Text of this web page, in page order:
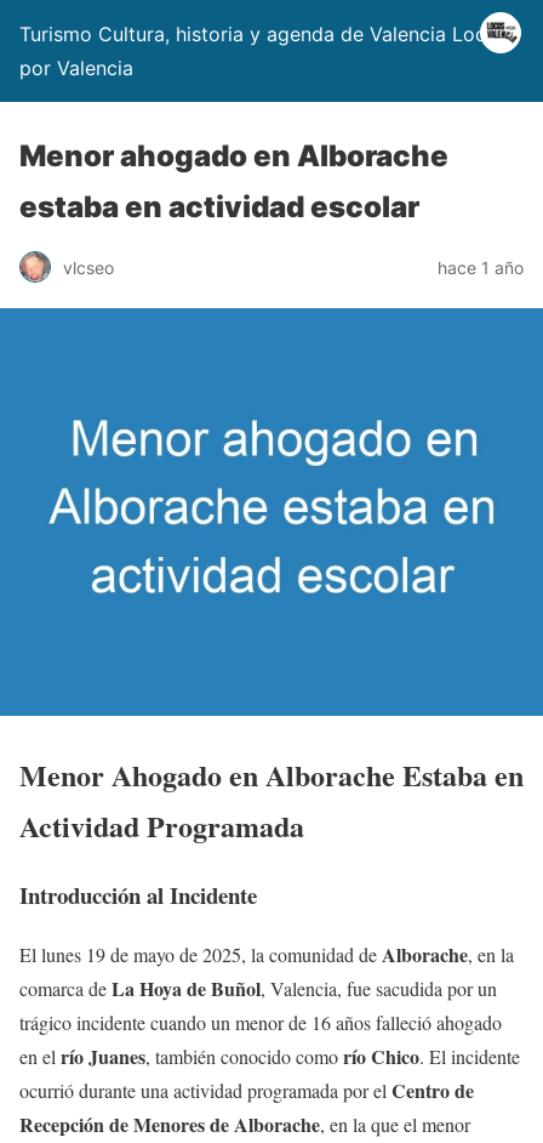
Turismo Cultura, historia y agenda de Valencia Locos
por Valencia
Menor ahogado en Alborache
estaba en actividad escolar
vlcseo hace 1 año
Menor Ahogado en Alborache Estaba en
Actividad Programada
Introducción al Incidente
El lunes 19 de mayo de 2025, la comunidad de Alborache, en la
comarca deLa Hoya de Buñol, Valencia, fue sacudida por un
trágico incidente cuando un menor de 16 años falleció ahogado
en el río Juanes, también conocido comorío Chico. El incidente
ocurrió durante una actividad programada por el Centro de
Recepción de Menores de Alborache, en la que el menor